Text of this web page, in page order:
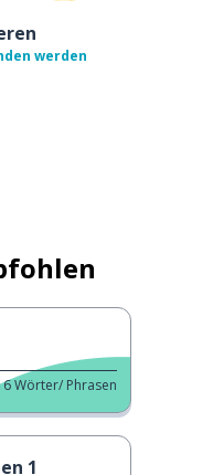
werden
Wörter/ Phrasen
1